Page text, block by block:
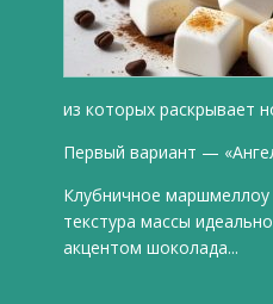
из которых раскрывает
Первый вариант —
Клубничное
текстура массы
акцентом шоколада...